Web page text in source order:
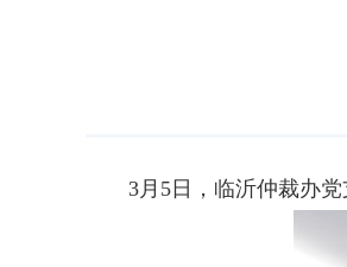
3月5日，临沂仲裁办